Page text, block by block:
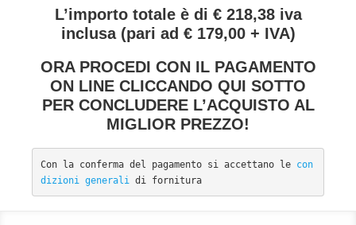
L’importo totale è di € 218,38 iva
inclusa (pari ad € 179,00 + IVA)
ORA PROCEDI CON IL PAGAMENTO
ON LINE CLICCANDO QUI SOTTO
PER CONCLUDERE L’ACQUISTO AL
MIGLIOR PREZZO!
Con la conferma del pagamento si accettano le con
dizioni generali
di fornitura